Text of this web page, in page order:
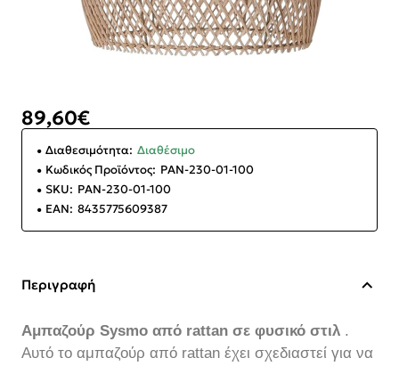
89,60€
Διαθεσιμότητα: Διαθέσιμο
Κωδικός Προϊόντος: PAN-230-01-100
SKU: PAN-230-01-100
EAN: 8435775609387
Περιγραφή
Αμπαζούρ Sysmo από rattan σε φυσικό στιλ .
Αυτό το αμπαζούρ από rattan έχει σχεδιαστεί για να